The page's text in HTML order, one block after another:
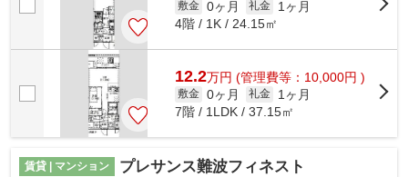
敷金 0ヶ月 礼金
1ヶ月
4階 / 1K / 24.15㎡
12.2万円 (管理費等：10,000円 )
敷金 0ヶ月 礼金
1ヶ月
7階 / 1LDK / 37.15㎡
賃貸 | マンション プレサンス難波フィネスト